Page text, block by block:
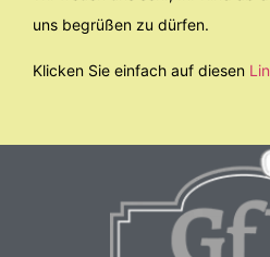
uns begrüßen zu dürfen.
Klicken Sie einfach auf diesen